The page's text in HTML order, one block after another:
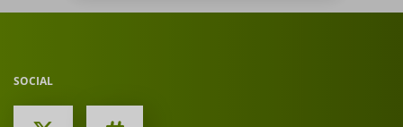
SOCIAL